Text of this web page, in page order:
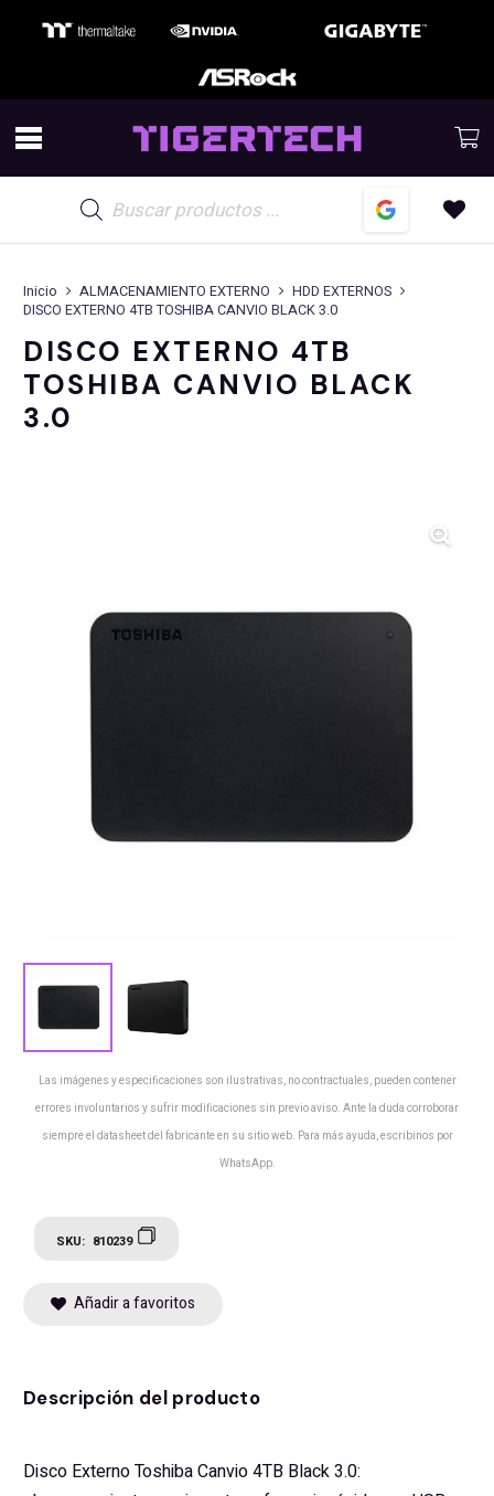
de
productos
Inicio ALMACENAMIENTO EXTERNO
HDD EXTERNOS
DISCO EXTERNO 4TB TOSHIBA CANVIO BLACK 3.0
DISCO EXTERNO 4TB
TOSHIBA CANVIO BLACK
3.0
Las imágenes y especificaciones son ilustrativas, no contractuales, pueden contener
errores involuntarios y sufrir modificaciones sin previo aviso. Ante la duda corroborar
siempre el datasheet del fabricante en su sitio web. Para más ayuda, escribinos por
WhatsApp.
SKU: 810239
Añadir a favoritos
Descripción del producto
Disco Externo Toshiba Canvio 4TB Black 3.0: